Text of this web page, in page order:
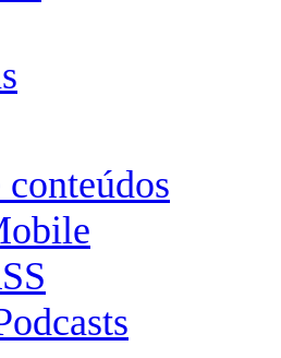
conteúdos